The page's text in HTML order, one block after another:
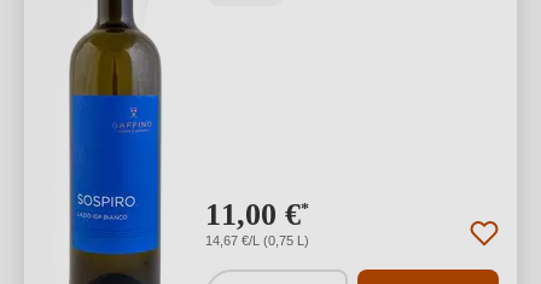
11,00 €*
14,67 €/L (0,75 L)